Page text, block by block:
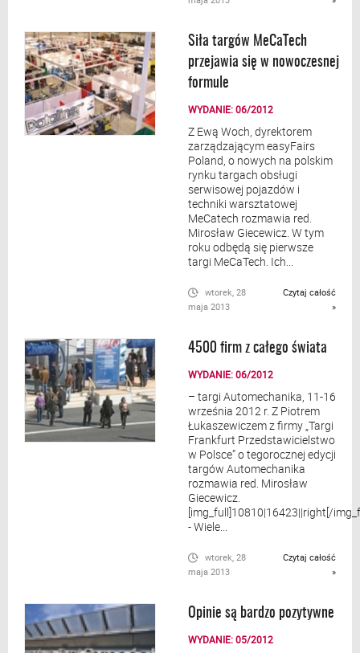
Siła targów MeCaTech
przejawia się w nowoczesnej
formule
WYDANIE: 06/2012
Z Ewą Woch, dyrektorem
zarządzającym easyFairs
Poland, o nowych na polskim
rynku targach obsługi
serwisowej pojazdów i
techniki warsztatowej
MeCatech rozmawia red.
Mirosław Giecewicz. W tym
roku odbędą się pierwsze
targi MeCaTech. Ich...
wtorek, 28
maja 2013
Czytaj całość
»
4500 firm z całego świata
WYDANIE: 06/2012
– targi Automechanika, 11-16
września 2012 r. Z Piotrem
Łukaszewiczem z firmy „Targi
Frankfurt Przedstawicielstwo
w Polsce” o tegorocznej edycji
targów Automechanika
rozmawia red. Mirosław
Giecewicz.
[img_full]10810|16423||right[/
- Wiele...
wtorek, 28
maja 2013
Czytaj całość
»
Opinie są bardzo pozytywne
WYDANIE: 05/2012